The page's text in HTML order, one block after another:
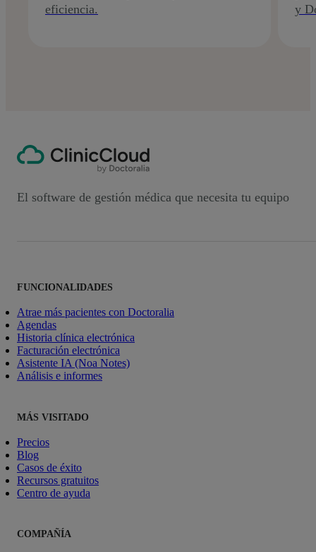
eficiencia.
y
El software de gestión médica que necesita tu equipo
FUNCIONALIDADES
Atrae más pacientes con Doctoralia
Agendas
Historia clínica electrónica
Facturación electrónica
Asistente IA (Noa Notes)
Análisis e informes
MÁS VISITADO
Precios
Blog
Casos de éxito
Recursos gratuitos
Centro de ayuda
COMPAÑÍA